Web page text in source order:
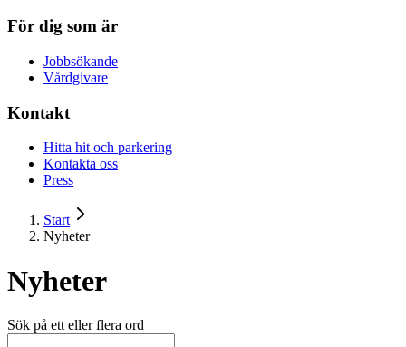
För dig som är
Jobbsökande
Vårdgivare
Kontakt
Hitta hit och parkering
Kontakta oss
Press
Start
Nyheter
Nyheter
Sök på ett eller flera ord